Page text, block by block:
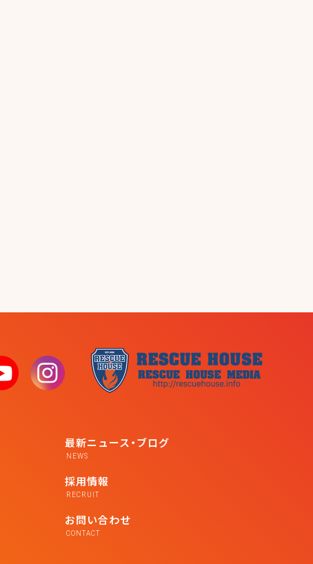
最新ニュース・ブログ
NEWS
採用情報
RECRUIT
お問い合わせ
CONTACT